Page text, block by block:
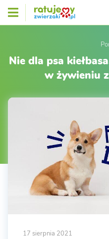
Nie dla psa
w żywieniu
17 sierpnia 2021